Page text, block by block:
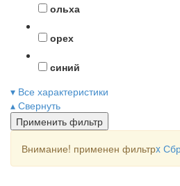
ольха
орех
синий
▾ Все характеристики
▴ Свернуть
Применить фильтр
Внимание! применен фильтрx